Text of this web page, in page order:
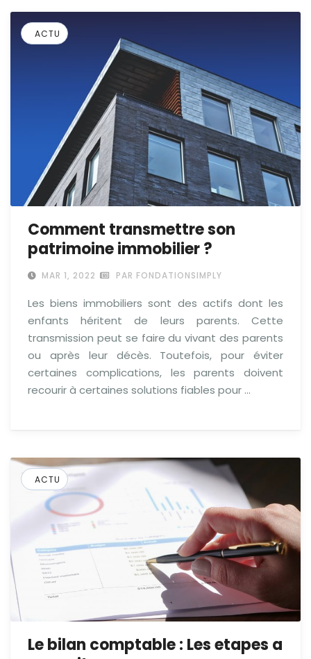
ACTU
Comment transmettre son
patrimoine immobilier ?
MAR 1, 2022 PAR FONDATIONSIMPLY
Les biens immobiliers sont des actifs dont les
enfants héritent de leurs parents. Cette
transmission peut se faire du vivant des parents
ou après leur décès. Toutefois, pour éviter
certaines complications, les parents doivent
recourir à certaines solutions fiables pour …
ACTU
Le bilan comptable : Les etapes a